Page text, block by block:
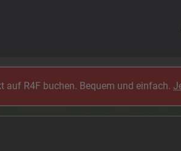
auf R4F buchen. Bequem und einfach.